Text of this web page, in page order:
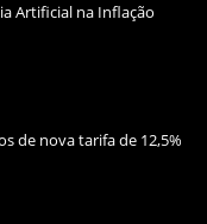
Artificial na Inflação
de nova tarifa de 12,5%